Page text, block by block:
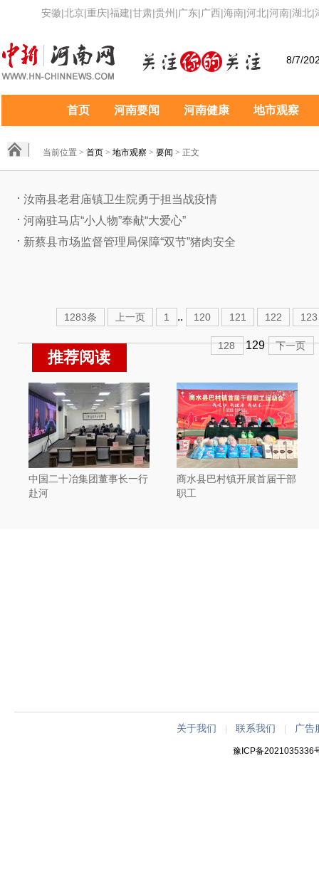
安徽|北京|重庆|福建|甘肃|贵州 |广东|广西|海南|河北|河南|湖北|
8/7/
首页 河南要闻 河南健康 地市观察
当前位置 > 首页 > 地市观察 > 要闻 > 正文
汝南县老君庙镇卫生院勇于担当战疫情
河南驻马店“小人物”奉献“大爱心”
新蔡县市场监督管理局保障“双节”猪肉安全
1283条 上一页 1 .. 120 121 122 123
128 129 下一页
推荐阅读
中国二十冶集团董事长一行
赴河
商水县巴村镇开展首届干部
职工
关于我们 |联系我们 广告
豫ICP备2021035336